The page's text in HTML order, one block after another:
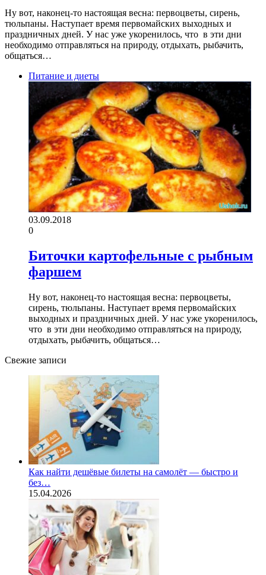
Ну вот, наконец-то настоящая весна: первоцветы, сирень,
тюльпаны. Наступает время первомайских выходных и
праздничных дней. У нас уже укоренилось, что в эти дни
необходимо отправляться на природу, отдыхать, рыбачить,
общаться…
Питание и диеты
03.09.2018
0
Биточки картофельные с рыбным
фаршем
Ну вот, наконец-то настоящая весна: первоцветы,
сирень, тюльпаны. Наступает время первомайских
выходных и праздничных дней. У нас уже укоренилось,
что в эти дни необходимо отправляться на природу,
отдыхать, рыбачить, общаться…
Свежие записи
Как найти дешёвые билеты на самолёт — быстро и
без…
15.04.2026